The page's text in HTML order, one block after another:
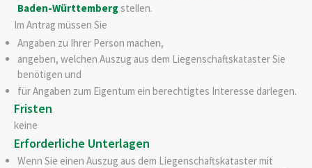
Baden-Württembergstellen.
Im Antrag müssen Sie
Angaben zu Ihrer Person machen,
angeben, welchen Auszug aus dem Liegenschaftskataster Sie
benötigen und
für Angaben zum Eigentum ein berechtigtes Interesse darlegen.
Fristen
keine
Erforderliche Unterlagen
Wenn Sie einen Auszug aus dem Liegenschaftskataster mit